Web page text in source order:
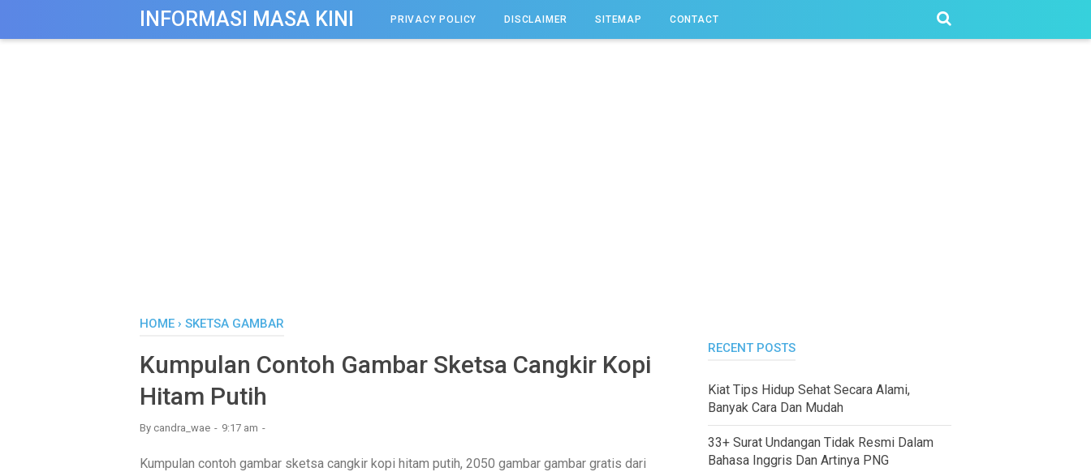
INFORMASI MASA KINI PRIVACY POLICY DISCLAIMER SITEMAP CONTACT
HOME › SKETSA GAMBAR
Kumpulan Contoh Gambar Sketsa Cangkir Kopi
Hitam Putih
By candra_wae 9:17 am
Kumpulan contoh gambar sketsa cangkir kopi hitam putih, 2050 gambar gambar gratis dari
RECENT POSTS
Kiat Tips Hidup Sehat Secara Alami,
Banyak Cara Dan Mudah
33+ Surat Undangan Tidak Resmi Dalam
Bahasa Inggris Dan Artinya PNG